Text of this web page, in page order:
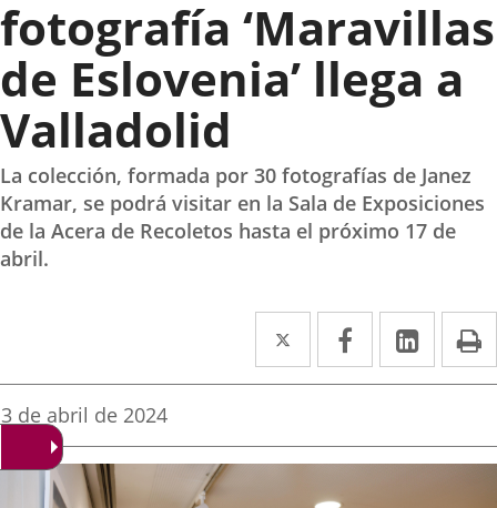
fotografía ‘Maravillas
de Eslovenia’ llega a
Valladolid
La colección, formada por 30 fotografías de Janez
Kramar, se podrá visitar en la Sala de Exposiciones
de la Acera de Recoletos hasta el próximo 17 de
abril.
Twitter
Enlace
a
aplicación
Facebook
Enlace
a
aplicación
Enlace
a
Fecha
de
noticia
3 de abril de 2024